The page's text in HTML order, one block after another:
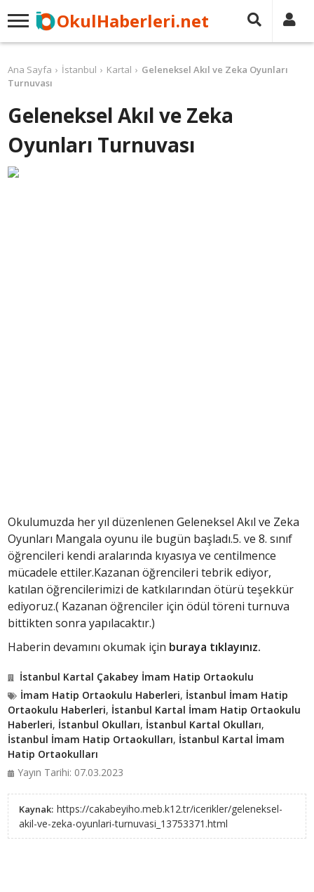
OkulHaberleri.net
Ana Sayfa İstanbul Kartal
Geleneksel Akıl ve Zeka Oyunları
Turnuvası
Geleneksel Akıl ve Zeka
Oyunları Turnuvası
Okulumuzda her yıl düzenlenen Geleneksel Akıl ve Zeka
Oyunları Mangala oyunu ile bugün başladı.5. ve 8. sınıf
öğrencileri kendi aralarında kıyasıya ve centilmence
mücadele ettiler.Kazanan öğrencileri tebrik ediyor,
katılan öğrencilerimizi de katkılarından ötürü teşekkür
ediyoruz.( Kazanan öğrenciler için ödül töreni turnuva
bittikten sonra yapılacaktır.)
Haberin devamını okumak için buraya tıklayınız.
İstanbul Kartal Çakabey İmam Hatip Ortaokulu
İmam Hatip Ortaokulu Haberleri, İstanbul İmam Hatip
Ortaokulu Haberleri, İstanbul Kartal İmam Hatip Ortaokulu
Haberleri, İstanbul Okulları, İstanbul Kartal Okulları,
İstanbul İmam Hatip Ortaokulları, İstanbul Kartal İmam
Hatip Ortaokulları
Yayın Tarihi: 07.03.2023
Kaynak: https://cakabeyiho.meb.k12.tr/icerikler/geleneksel-
akil-ve-zeka-oyunlari-turnuvasi_13753371.html